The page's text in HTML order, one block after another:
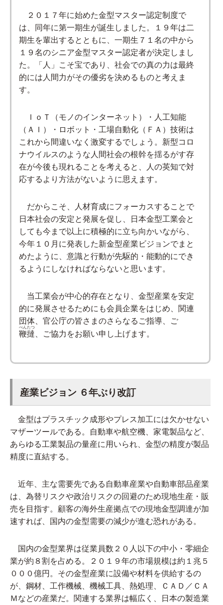
２０１７年に始めた金型マスター認定制度で
は、同年に第一期生が誕生しました。１９年は二
期生を輩出するとともに、一期生７１名の中から
１９名のシニア金型マスター認定者が決定しまし
た。「人」こそ宝であり、社会での真の力は最終
的には人間力がその優劣を決めるものと考えま
す。
ＩｏＴ（モノのインターネット）・人工知能
（ＡＩ）・ロボット・工場自動化（ＦＡ）技術は
これから間違いなく激変するでしょう。新型コロ
ナウイルスのような人間社会の根幹を揺るがす存
在が今後も現れることを考えると、人の英知で対
応するより方法がないように思えます。
だからこそ、人材育成にフォーカスすることで
日本社会の安定と発展を促し、日本金型工業会と
しても今まで以上に積極的に立ち向かいながら、
今年１０月に発表した新金型産業ビジョンでまと
めたように、意識と行動が先駆的・能動的にでき
るようにしなければならないと思います。
当工業会が中心的存在となり、金型産業を安定
的に発展させるためにも会員企業をはじめ、関連
団体、官公庁の皆さまのさらなるご指導、ご
鞭撻
べんたつ
、ご協力をお願い申し上げます。
産業ビジョン ６年ぶり改訂
金型はプラスチック成形やプレス加工には欠かせない
マザーツールである。自動車や航空機、家電製品など、
あらゆる工業製品の量産に用いられ、金型の精度が製品
精度に直結する。
近年、主な需要先である自動車産業や自動車部品産業
は、為替リスクや政治リスクの回避のため現地生産・販
売を目指す。顧客の海外生産拠点での現地金型調達が加
速すれば、国内の金型需要の減少が進む恐れがある。
国内の金型業界は従業員数２０人以下の中小・零細企
業が約８割を占める。２０１９年の市場規模は約１兆５
０００億円。その金型産業に設備や材料を供給するの
が、鋼材、工作機械、機械工具、熱処理、ＣＡＤ／ＣＡ
Ｍなどの産業だ。関連する業界は幅広く、日本の製造業